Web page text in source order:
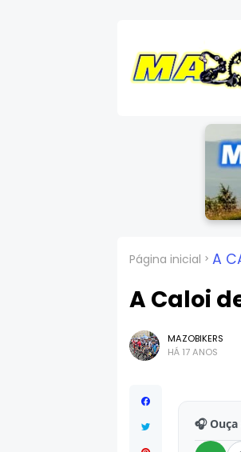
Página inicial A
A Caloi
MAZOBIKERS
HÁ 17 ANOS
🎧